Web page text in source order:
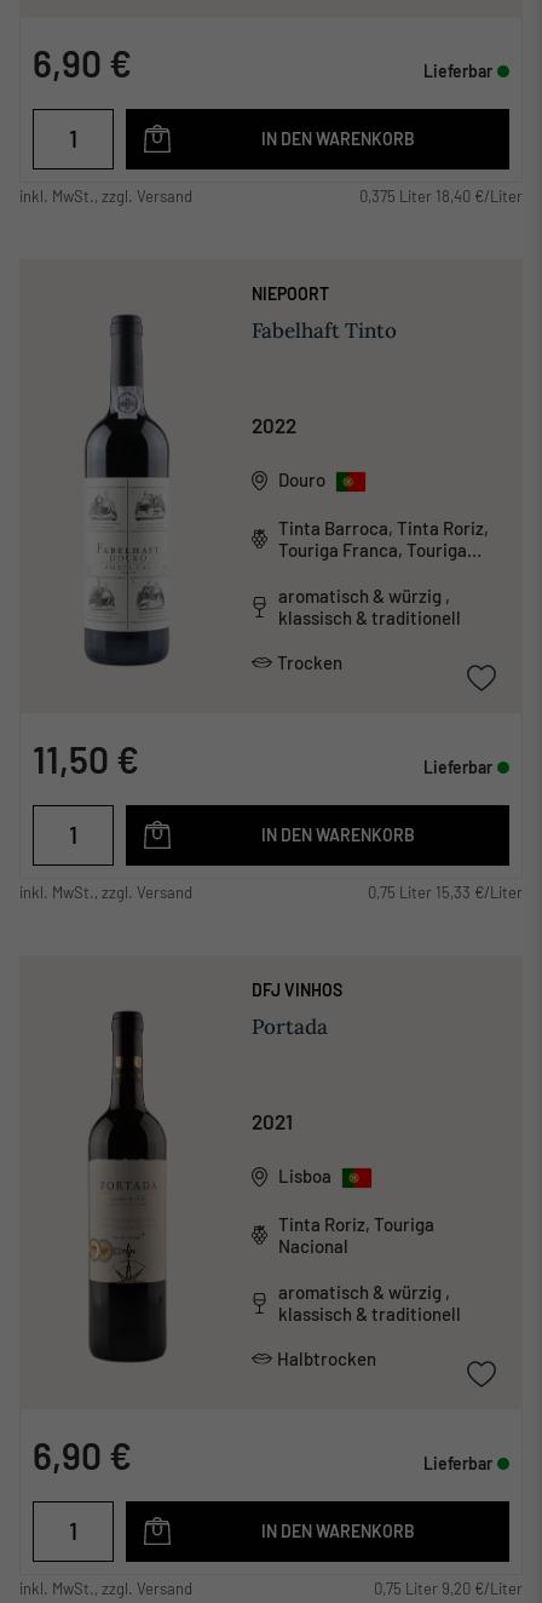
6,90 € Lieferbar
IN DEN WARENKORB
inkl. MwSt., zzgl. Versand 0,375 Liter 18,40 €/Liter
NIEPOORT
Fabelhaft Tinto
2022
Douro
Tinta Barroca, Tinta Roriz,
Touriga Franca, Touriga
aromatisch & würzig ,
klassisch & traditionell
Trocken
11,50 € Lieferbar
IN DEN WARENKORB
inkl. MwSt., zzgl. Versand 0,75 Liter 15,33 €/Liter
DFJ VINHOS
Portada
2021
Lisboa
Tinta Roriz, Touriga
Nacional
aromatisch & würzig ,
klassisch & traditionell
Halbtrocken
6,90 € Lieferbar
IN DEN WARENKORB
inkl. MwSt., zzgl. Versand 0,75 Liter 9,20 €/Liter